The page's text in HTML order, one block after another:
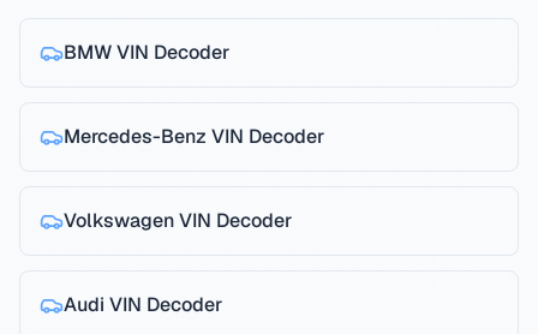
BMWVIN Decoder
Mercedes-Benz VIN Decoder
VolkswagenVIN Decoder
Audi VIN Decoder